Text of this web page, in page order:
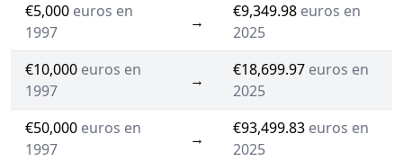
€5,000 euros en
1997
→
€9,349.98 euros en
2025
€10,000 euros en
1997
→
€18,699.97 euros en
2025
€50,000 euros en
1997
→
€93,499.83 euros en
2025